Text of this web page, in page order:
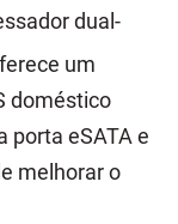
dual-
um
doméstico
porta eSATA e
melhorar o